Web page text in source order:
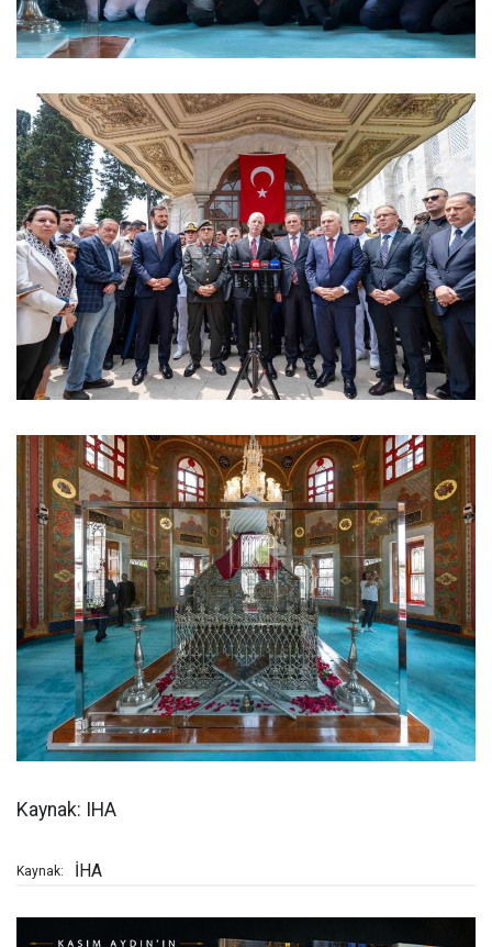
Kaynak: IHA
Kaynak: İHA